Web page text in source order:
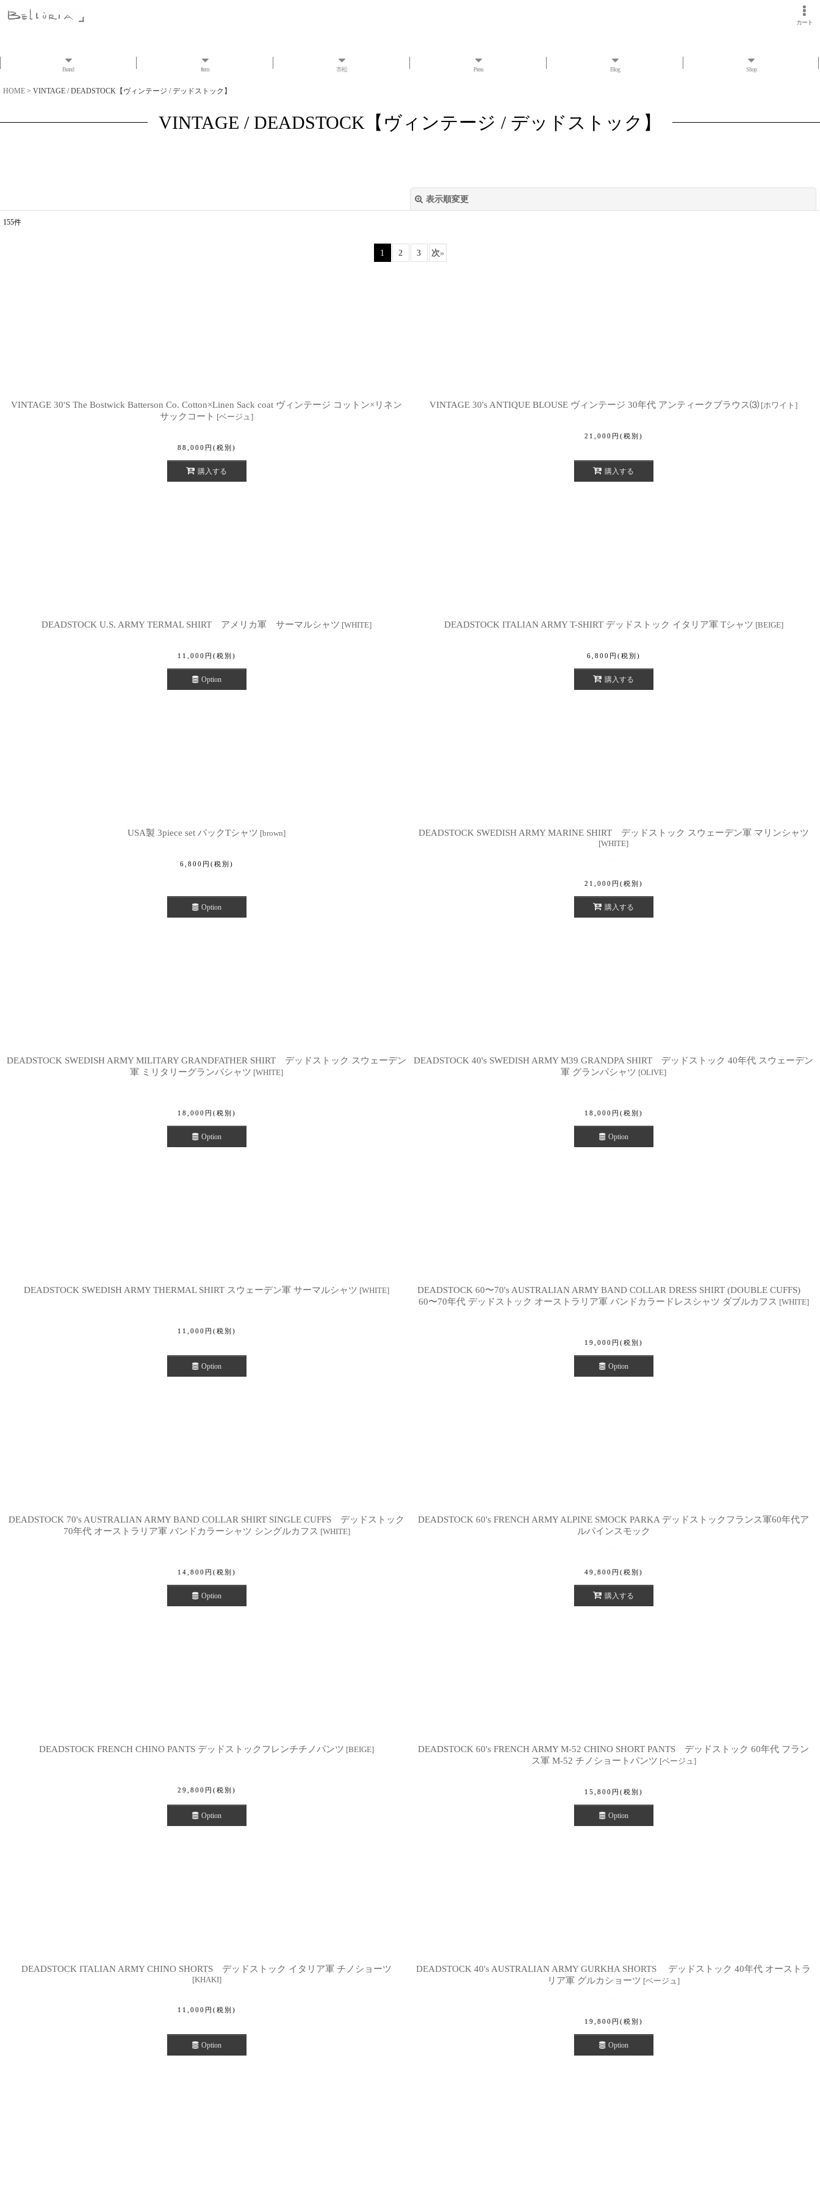
カート
Brand Item 市松 Press Blog Shop
HOME > VINTAGE / DEADSTOCK【ヴィンテージ / デッドストック】
VINTAGE / DEADSTOCK【ヴィンテージ / デッドストック】
表示順変更
155件
1 2 3 次»
VINTAGE 30'S The Bostwick Batterson Co. Cotton×Linen Sack coat ヴィンテージ コットン×リネン
サックコート [ベージュ]
88,000 円 (税別)
購入する
VINTAGE 30's ANTIQUE BLOUSE ヴィンテージ 30年代 アンティークブラウス⑶ [ホワイト ]
21,000 円 (税別)
購入する
DEADSTOCK U.S. ARMY TERMAL SHIRT アメリカ軍 サーマルシャツ [WHITE]
11,000 円 (税別)
Option
DEADSTOCK ITALIAN ARMY T-SHIRT デッドストック イタリア軍 Tシャツ [BEIGE]
6,800 円 (税別)
購入する
USA製 3piece set パックTシャツ [brown]
6,800 円 (税別)
Option
DEADSTOCK SWEDISH ARMY MARINE SHIRT デッドストック スウェーデン軍 マリンシャツ
[WHITE]
21,000 円 (税別)
購入する
DEADSTOCK SWEDISH ARMY MILITARY GRANDFATHER SHIRT デッドストック スウェーデン
軍 ミリタリーグランパシャツ [WHITE]
18,000 円 (税別)
Option
DEADSTOCK 40's SWEDISH ARMY M39 GRANDPA SHIRT デッドストック 40年代 スウェーデン
軍 グランパシャツ [OLIVE]
18,000 円 (税別)
Option
DEADSTOCK SWEDISH ARMY THERMAL SHIRT スウェーデン軍 サーマルシャツ [WHITE]
11,000 円 (税別)
Option
DEADSTOCK 60〜70's AUSTRALIAN ARMY BAND COLLAR DRESS SHIRT (DOUBLE CUFFS)
60〜70年代 デッドストック オーストラリア軍 バンドカラードレスシャツ ダブルカフス [WHITE]
19,000 円 (税別)
Option
DEADSTOCK 70's AUSTRALIAN ARMY BAND COLLAR SHIRT SINGLE CUFFS デッドストック
70年代 オーストラリア軍 バンドカラーシャツ シングルカフス [WHITE]
14,800 円 (税別)
Option
DEADSTOCK 60's FRENCH ARMY ALPINE SMOCK PARKA デッドストックフランス軍60年代ア
ルパインスモック
49,800 円 (税別)
購入する
DEADSTOCK FRENCH CHINO PANTS デッドストックフレンチチノパンツ [BEIGE]
29,800 円 (税別)
Option
DEADSTOCK 60's FRENCH ARMY M-52 CHINO SHORT PANTS デッドストック 60年代 フラン
ス軍 M-52 チノショートパンツ [ベージュ]
15,800 円 (税別)
Option
DEADSTOCK ITALIAN ARMY CHINO SHORTS デッドストック イタリア軍 チノショーツ
[KHAKI]
11,000 円 (税別)
Option
DEADSTOCK 40's AUSTRALIAN ARMY GURKHA SHORTS デッドストック 40年代 オーストラ
リア軍 グルカショーツ [ベージュ]
19,800 円 (税別)
Option